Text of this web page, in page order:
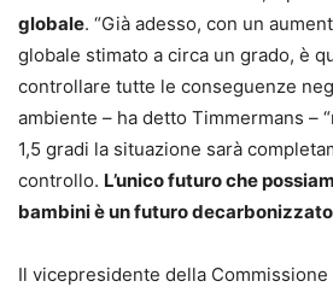
globale. “Già adesso, con un
globale stimato a circa un grado, è
controllare tutte le conseguenze
ambiente – ha detto Timmermans –
1,5 gradi la situazione sarà
controllo. L’unico futuro che
bambini è un futuro decarbonizzato
Il vicepresidente della Commissione